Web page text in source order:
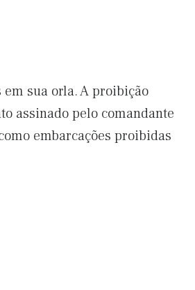
sua orla. A proibição
assinado pelo comandante
embarcações proibidas